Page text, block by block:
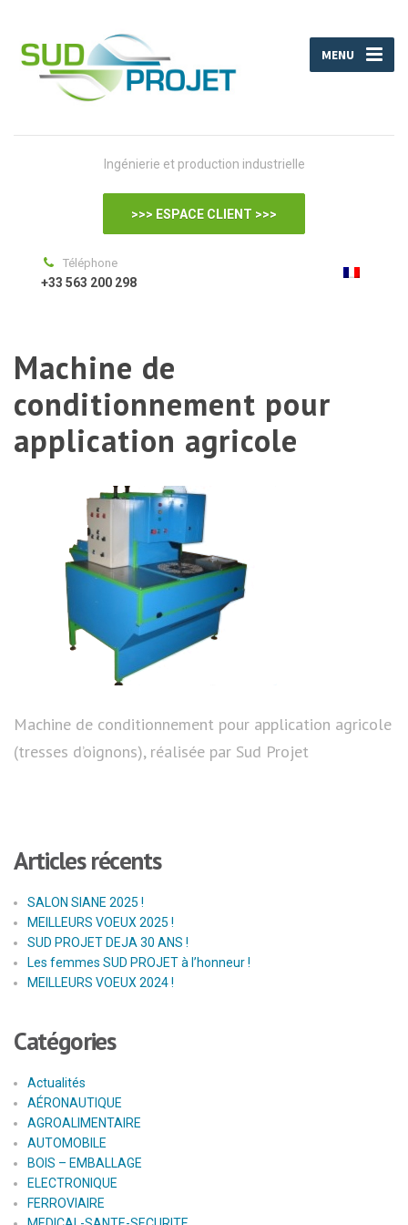
MENU
Ingénierie et production industrielle
>>> ESPACE CLIENT >>>
Téléphone
+33 563 200 298
Machine de
conditionnement pour
application agricole
Machine de conditionnement pour application agricole
(tresses d’oignons), réalisée par Sud Projet
Articles récents
SALON SIANE 2025 !
MEILLEURS VOEUX 2025 !
SUD PROJET DEJA 30 ANS !
Les femmes SUD PROJET à l’honneur !
MEILLEURS VOEUX 2024 !
Catégories
Actualités
AÉRONAUTIQUE
AGROALIMENTAIRE
AUTOMOBILE
BOIS – EMBALLAGE
ELECTRONIQUE
FERROVIAIRE